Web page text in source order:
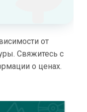
от
Свяжитесь с
о ценах.